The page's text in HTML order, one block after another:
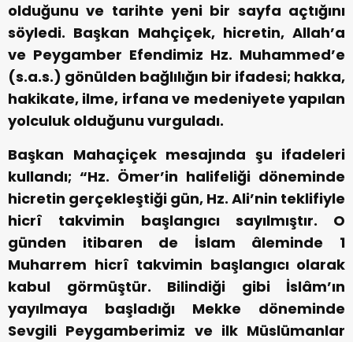
olduğunu ve tarihte yeni bir sayfa açtığını
söyledi. Başkan Mahçiçek, hicretin, Allah’a
ve Peygamber Efendimiz Hz. Muhammed’e
(s.a.s.) gönülden bağlılığın bir ifadesi; hakka,
hakikate, ilme, irfana ve medeniyete yapılan
yolculuk olduğunu vurguladı.
Başkan Mahaçiçek mesajında şu ifadeleri
kullandı; “Hz. Ömer’in halifeliği döneminde
hicretin gerçekleştiği gün, Hz. Ali’nin teklifiyle
hicrî takvimin başlangıcı sayılmıştır. O
günden itibaren de İslam âleminde 1
Muharrem hicrî takvimin başlangıcı olarak
kabul görmüştür. Bilindiği gibi İslâm’ın
yayılmaya başladığı Mekke döneminde
Sevgili Peygamberimiz ve ilk Müslümanlar